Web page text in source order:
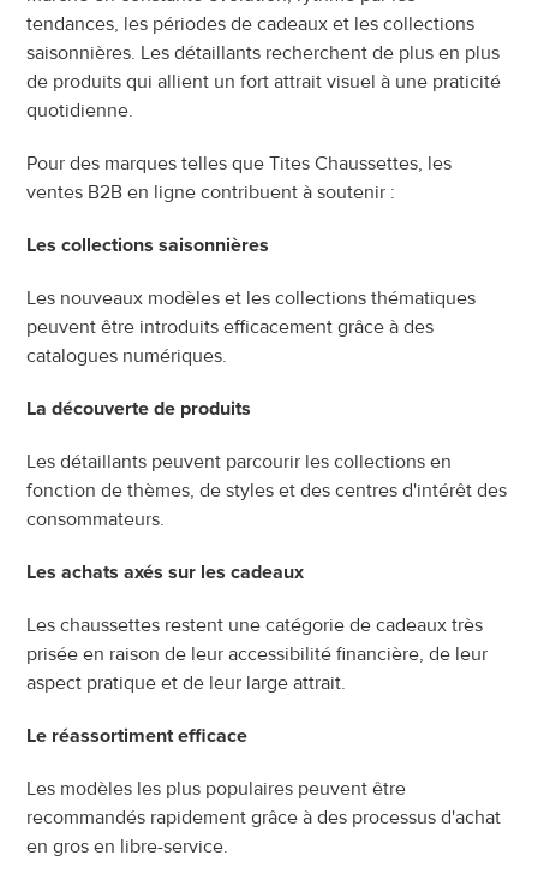
tendances, les périodes de cadeaux et les collections
saisonnières. Les détaillants recherchent de plus en plus
de produits qui allient un fort attrait visuel à une praticité
quotidienne.
Pour des marques telles que Tites Chaussettes, les
ventes B2B en ligne contribuent à soutenir :
Les collections saisonnières
Les nouveaux modèles et les collections thématiques
peuvent être introduits efficacement grâce à des
catalogues numériques.
La découverte de produits
Les détaillants peuvent parcourir les collections en
fonction de thèmes, de styles et des centres d'intérêt des
consommateurs.
Les achats axés sur les cadeaux
Les chaussettes restent une catégorie de cadeaux très
prisée en raison de leur accessibilité financière, de leur
aspect pratique et de leur large attrait.
Le réassortiment efficace
Les modèles les plus populaires peuvent être
recommandés rapidement grâce à des processus d'achat
en gros en libre-service.